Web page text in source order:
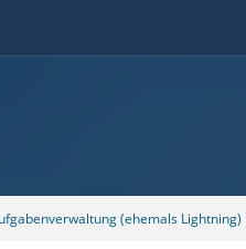
(ehemals Lightning)